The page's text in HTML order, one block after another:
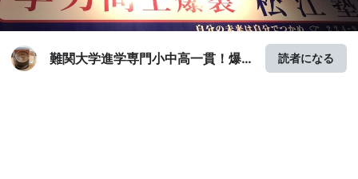
難関大学進学専門小中高一貫！爆
読者になる